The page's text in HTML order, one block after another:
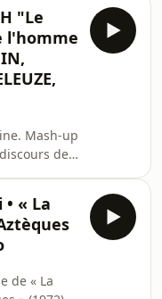
de son
comme
de
comme la
dire. Et si
les
"Le
l'homme
Mash-up
de
J. Genet, J-
de
Sanbar)
« La
de « La